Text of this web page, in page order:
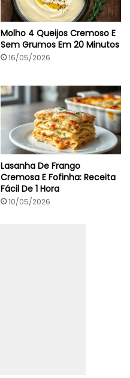
Molho 4 Queijos Cremoso E
Sem Grumos Em 20 Minutos
16/05/2026
Lasanha De Frango
Cremosa E Fofinha: Receita
Fácil De 1 Hora
10/05/2026